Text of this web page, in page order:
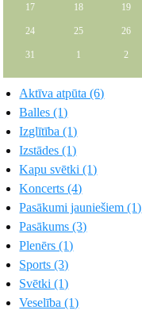
17 18 19
24 25 26
31 1 2
Aktīva atpūta (6)
Balles (1)
Izglītība (1)
Izstādes (1)
Kapu svētki (1)
Koncerts (4)
Pasākumi jauniešiem (1)
Pasākums (3)
Plenērs (1)
Sports (3)
Svētki (1)
Veselība (1)